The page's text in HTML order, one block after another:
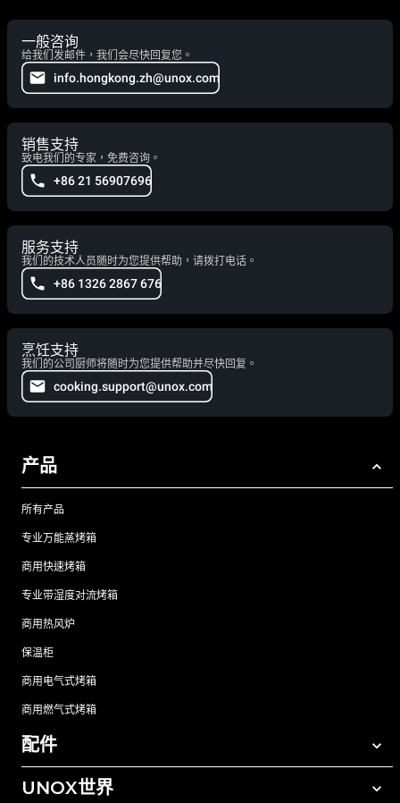
一般咨询
给我们发邮件，我们会尽快回复您。
info.hongkong.zh@unox.com
销售支持
致电我们的专家，免费咨询。
+86 21 56907696
服务支持
我们的技术人员随时为您提供帮助，请拨打电话。
+86 1326 2867 676
烹饪支持
我们的公司厨师将随时为您提供帮助并尽快回复。
cooking.support@unox.com
产品
所有产品
专业万能蒸烤箱
商用快速烤箱
专业带湿度对流烤箱
商用热风炉
保温柜
商用电气式烤箱
商用燃气式烤箱
配件
所有配件
UNOX世界